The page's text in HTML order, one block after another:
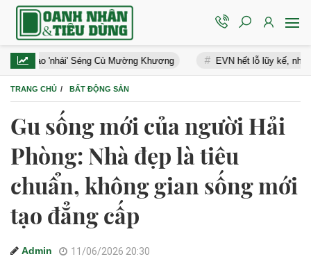
'nhái' Séng Cù Mường Khương EVN hết lỗ lũy kế, nhiều doanh
TRANG CHỦ BẤT ĐỘNG SẢN
Gu sống mới của người Hải
Phòng: Nhà đẹp là tiêu
chuẩn, không gian sống mới
tạo đẳng cấp
Admin 11/06/2026 20:30